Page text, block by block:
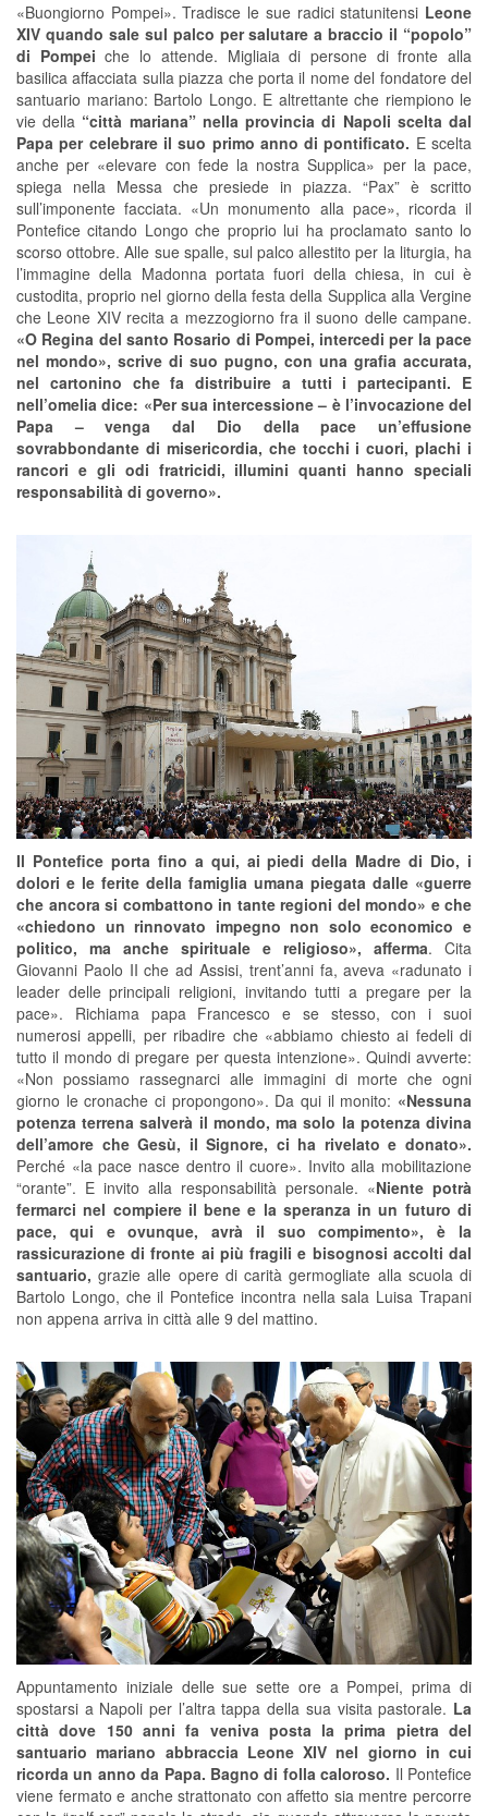
«Buongiorno Pompei». Tradisce le sue radici statunitensi Leone
XIV quando sale sul palco per salutare a braccio il “popolo”
di Pompeiche lo attende. Migliaia di persone di fronte alla
basilica affacciata sulla piazza che porta il nome del fondatore del
santuario mariano: Bartolo Longo. E altrettante che riempiono le
vie della “città mariana” nella provincia di Napoli scelta dal
Papa per celebrare il suo primo anno di pontificato. E scelta
anche per «elevare con fede la nostra Supplica» per la pace,
spiega nella Messa che presiede in piazza. “Pax” è scritto
sull’imponente facciata. «Un monumento alla pace», ricorda il
Pontefice citando Longo che proprio lui ha proclamato santo lo
scorso ottobre. Alle sue spalle, sul palco allestito per la liturgia, ha
l’immagine della Madonna portata fuori della chiesa, in cui è
custodita, proprio nel giorno della festa della Supplica alla Vergine
che Leone XIV recita a mezzogiorno fra il suono delle campane.
«O Regina del santo Rosario di Pompei, intercedi per la pace
nel mondo», scrive di suo pugno, con una grafia accurata,
nel cartonino che fa distribuire a tutti i partecipanti. E
nell’omelia dice: «Per sua intercessione – è l’invocazione del
Papa – venga dal Dio della pace un’effusione
sovrabbondante di misericordia, che tocchi i cuori, plachi i
rancori e gli odi fratricidi, illumini quanti hanno speciali
responsabilità di governo».
Il Pontefice porta fino a qui, ai piedi della Madre di Dio, i
dolori e le ferite della famiglia umana piegata dalle «guerre
che ancora si combattono in tante regioni del mondo» e che
«chiedono un rinnovato impegno non solo economico e
politico, ma anche spirituale e religioso», afferma. Cita
Giovanni Paolo II che ad Assisi, trent’anni fa, aveva «radunato i
leader delle principali religioni, invitando tutti a pregare per la
pace». Richiama papa Francesco e se stesso, con i suoi
numerosi appelli, per ribadire che «abbiamo chiesto ai fedeli di
tutto il mondo di pregare per questa intenzione». Quindi avverte:
«Non possiamo rassegnarci alle immagini di morte che ogni
giorno le cronache ci propongono». Da qui il monito: «Nessuna
potenza terrena salverà il mondo, ma solo la potenza divina
dell’amore che Gesù, il Signore, ci ha rivelato e donato».
Perché «la pace nasce dentro il cuore». Invito alla mobilitazione
“orante”. E invito alla responsabilità personale. «Niente potrà
fermarci nel compiere il bene e la speranza in un futuro di
pace, qui e ovunque, avrà il suo compimento», è la
rassicurazione di fronte ai più fragili e bisognosi accolti dal
santuario, grazie alle opere di carità germogliate alla scuola di
Bartolo Longo, che il Pontefice incontra nella sala Luisa Trapani
non appena arriva in città alle 9 del mattino.
Appuntamento iniziale delle sue sette ore a Pompei, prima di
spostarsi a Napoli per l’altra tappa della sua visita pastorale. La
città dove 150 anni fa veniva posta la prima pietra del
santuario mariano abbraccia Leone XIV nel giorno in cui
ricorda un anno da Papa. Bagno di folla caloroso. Il Pontefice
viene fermato e anche strattonato con affetto sia mentre percorre